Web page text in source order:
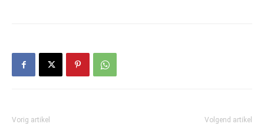
Vorig artikel Volgend artikel